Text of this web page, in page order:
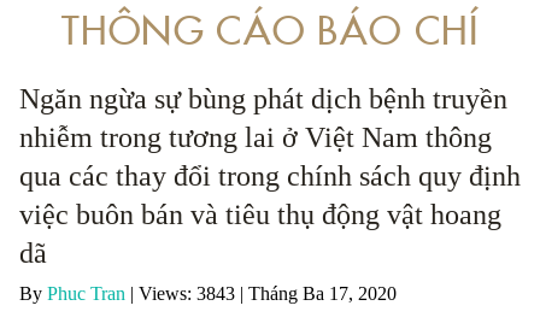
PHÒNG, CHỐNG RỬA TIỀN LIÊN QUAN ĐẾN BUÔN BÁN TRÁI PHÁP
DỤNG PHÁP LUẬT TRONG XÉT XỬ CÁC VỤ ÁN LIÊN QUAN ĐẾN ĐỘNG
THÔNG CÁO BÁO CHÍ
Ngăn ngừa sự bùng phát dịch bệnh truyền
nhiễm trong tương lai ở Việt Nam thông
qua các thay đổi trong chính sách quy định
việc buôn bán và tiêu thụ động vật hoang
dã
By Phuc Tran | Views: 3843 | Tháng Ba 17, 2020